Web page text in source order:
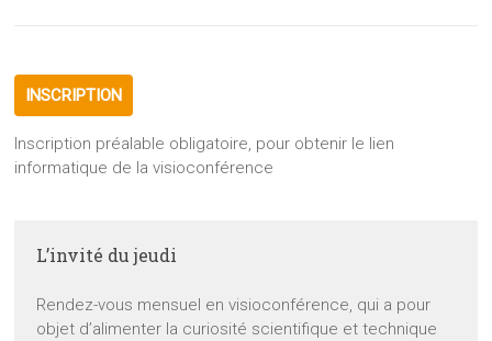
INSCRIPTION
Inscription préalable obligatoire, pour obtenir le lien
informatique de la visioconférence
L’invité du jeudi
Rendez-vous mensuel en visioconférence, qui a pour
objet d’alimenter la curiosité scientifique et technique